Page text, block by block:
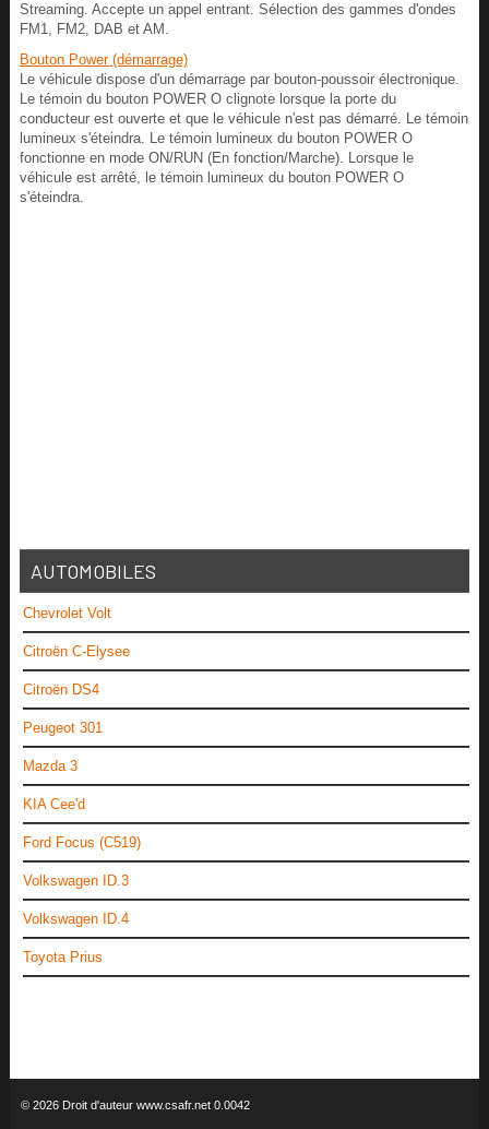
Streaming. Accepte un appel entrant. Sélection des gammes d'ondes
FM1, FM2, DAB et AM.
Bouton Power (démarrage)
Le véhicule dispose d'un démarrage par bouton-poussoir électronique.
Le témoin du bouton POWER O clignote lorsque la porte du
conducteur est ouverte et que le véhicule n'est pas démarré. Le témoin
lumineux s'éteindra. Le témoin lumineux du bouton POWER O
fonctionne en mode ON/RUN (En fonction/Marche). Lorsque le
véhicule est arrêté, le témoin lumineux du bouton POWER O
s'éteindra.
AUTOMOBILES
Chevrolet Volt
Citroën C-Elysee
Citroën DS4
Peugeot 301
Mazda 3
KIA Cee'd
Ford Focus (C519)
Volkswagen ID.3
Volkswagen ID.4
Toyota Prius
© 2026 Droit d'auteur www.csafr.net 0.0042